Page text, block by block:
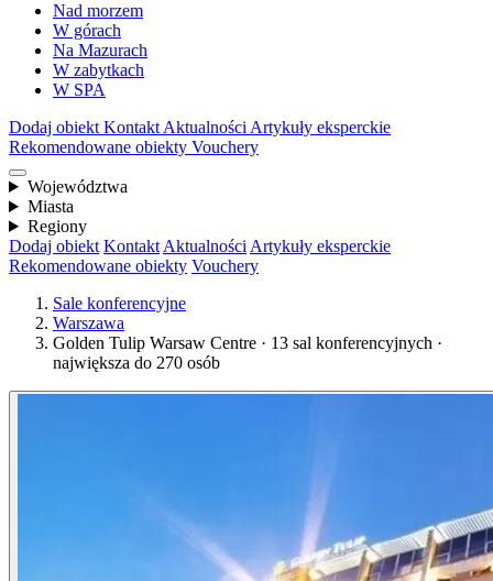
Nad morzem
W górach
Na Mazurach
W zabytkach
W SPA
Dodaj obiekt Kontakt Aktualności Artykuły eksperckie
Rekomendowane obiekty Vouchery
Województwa
Miasta
Regiony
Dodaj obiekt Kontakt Aktualności Artykuły eksperckie
Rekomendowane obiekty Vouchery
Sale konferencyjne
Warszawa
Golden Tulip Warsaw Centre · 13 sal konferencyjnych ·
największa do 270 osób